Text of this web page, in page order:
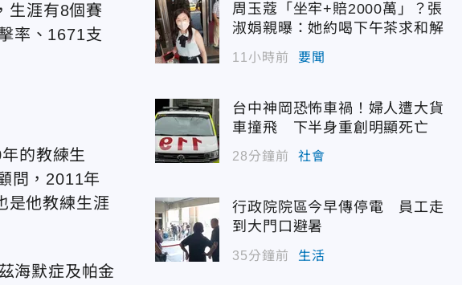
生涯有8個賽
率、1671支
的教練生
問，2011年
是他教練生涯
海默症及帕金
周玉蔻「坐牢+賠2000萬」？張
淑娟親曝：她約喝下午茶求和解
11小時前 要聞
台中神岡恐怖車禍！婦人遭大貨
車撞飛 下半身重創明顯死亡
28分鐘前 社會
行政院院區今早傳停電 員工走
到大門口避暑
35分鐘前 生活